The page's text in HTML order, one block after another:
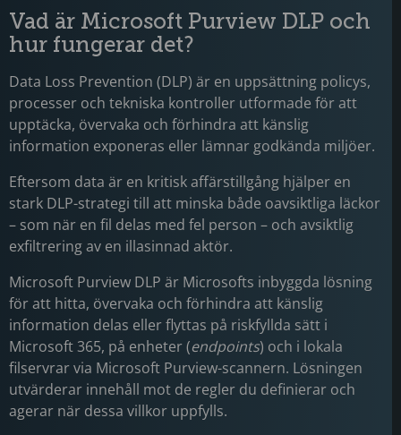
Vad är Microsoft Purview DLP och
hur fungerar det?
Data Loss Prevention (DLP) är en uppsättning policys,
processer och tekniska kontroller utformade för att
upptäcka, övervaka och förhindra att känslig
information exponeras eller lämnar godkända miljöer.
Eftersom data är en kritisk affärstillgång hjälper en
stark DLP-strategi till att minska både oavsiktliga läckor
– som när en fil delas med fel person – och avsiktlig
exfiltrering av en illasinnad aktör.
Microsoft Purview DLP är Microsofts inbyggda lösning
för att hitta, övervaka och förhindra att känslig
information delas eller flyttas på riskfyllda sätt i
Microsoft 365, på enheter (endpoints) och i lokala
filservrar via Microsoft Purview-scannern. Lösningen
utvärderar innehåll mot de regler du definierar och
agerar när dessa villkor uppfylls.